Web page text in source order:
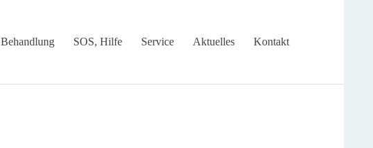
Behandlung SOS, Hilfe Service Aktuelles Kontakt